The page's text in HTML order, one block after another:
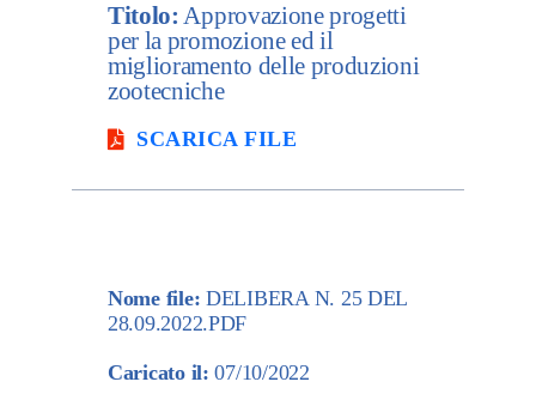
Titolo: Approvazione progetti
per la promozione ed il
miglioramento delle produzioni
zootecniche
SCARICA FILE
Nome file: DELIBERA N. 25 DEL
28.09.2022.PDF
Caricato il: 07/10/2022